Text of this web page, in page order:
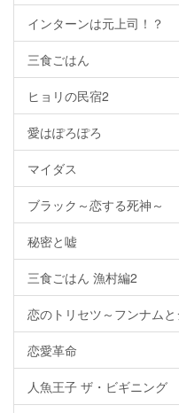
インターンは元上司！？
三食ごはん
ヒョリの民宿2
愛はぽろぽろ
マイダス
ブラック～恋する死神～
秘密と嘘
三食ごはん 漁村編2
恋のトリセツ～フンナム
恋愛革命
人魚王子 ザ・ビギニング